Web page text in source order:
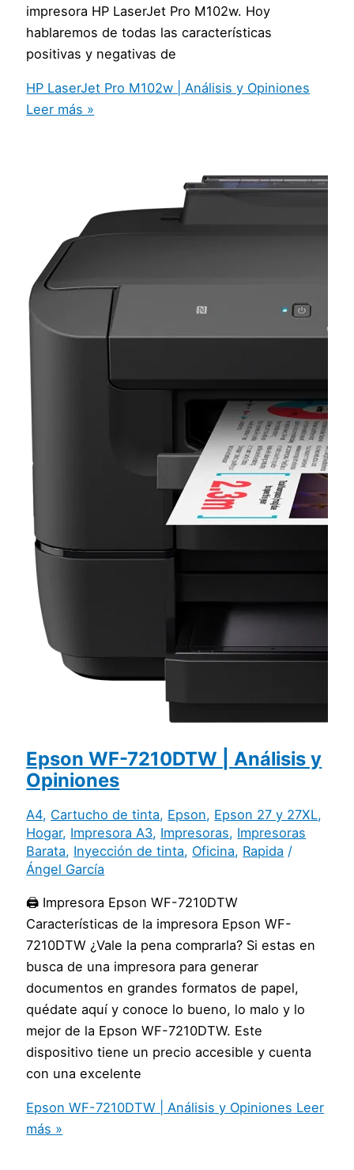
impresora HP LaserJet Pro M102w. Hoy
hablaremos de todas las características
positivas y negativas de
HP LaserJet Pro M102w | Análisis y Opiniones
Leer más »
Epson WF-7210DTW | Análisis y
Opiniones
A4, Cartucho de tinta, Epson, Epson 27 y 27XL,
Hogar, Impresora A3, Impresoras, Impresoras
Barata, Inyección de tinta, Oficina, Rapida /
Ángel García
🖨️ Impresora Epson WF-7210DTW
Características de la impresora Epson WF-
7210DTW ¿Vale la pena comprarla? Si estas en
busca de una impresora para generar
documentos en grandes formatos de papel,
quédate aquí y conoce lo bueno, lo malo y lo
mejor de la Epson WF-7210DTW. Este
dispositivo tiene un precio accesible y cuenta
con una excelente
Epson WF-7210DTW | Análisis y Opiniones Leer
más »